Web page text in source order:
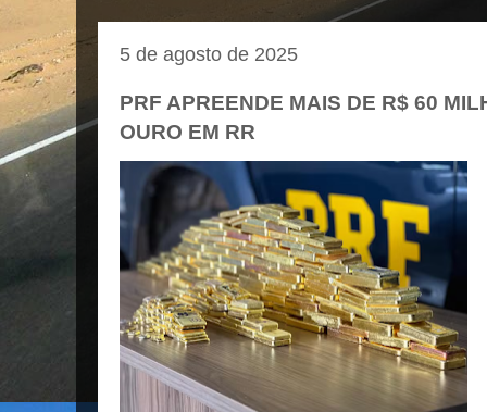
5 de agosto de 2025
PRF APREENDE MAIS DE R$ 60
OURO EM RR